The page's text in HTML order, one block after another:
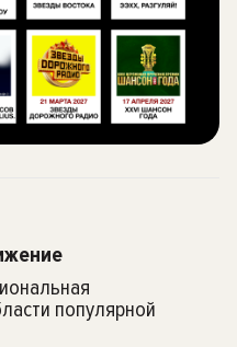
популярной